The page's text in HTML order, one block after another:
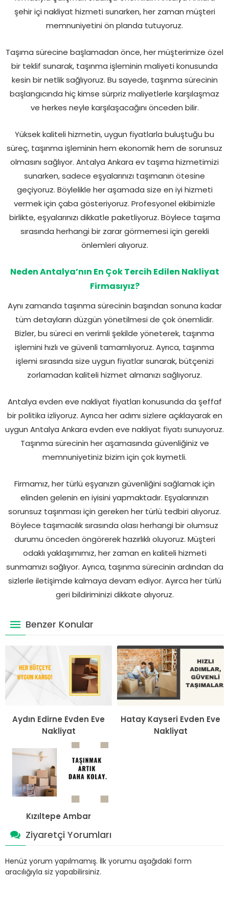
şehir içi nakliyat hizmeti sunarken, her zaman müşteri
memnuniyetini ön planda tutuyoruz.
Taşıma sürecine başlamadan önce, her müşterimize özel
bir teklif sunarak, taşınma işleminin maliyeti konusunda
kesin bir netlik sağlıyoruz. Bu sayede, taşınma sürecinin
başlangıcında hiç kimse sürpriz maliyetlerle karşılaşmaz
ve herkes neyle karşılaşacağını önceden bilir.
Yüksek kaliteli hizmetin, uygun fiyatlarla buluştuğu bu
süreç, taşınma işleminin hem ekonomik hem de sorunsuz
olmasını sağlıyor. Antalya Ankara ev taşıma hizmetimizi
sunarken, sadece eşyalarınızı taşımanın ötesine
geçiyoruz. Böylelikle her aşamada size en iyi hizmeti
vermek için çaba gösteriyoruz. Profesyonel ekibimizle
birlikte, eşyalarınızı dikkatle paketliyoruz. Böylece taşıma
sırasında herhangi bir zarar görmemesi için gerekli
önlemleri alıyoruz.
Neden Antalya’nın En Çok Tercih Edilen Nakliyat
Firmasıyız?
Aynı zamanda taşınma sürecinin başından sonuna kadar
tüm detayların düzgün yönetilmesi de çok önemlidir.
Bizler, bu süreci en verimli şekilde yöneterek, taşınma
işlemini hızlı ve güvenli tamamlıyoruz. Ayrıca, taşınma
işlemi sırasında size uygun fiyatlar sunarak, bütçenizi
zorlamadan kaliteli hizmet almanızı sağlıyoruz.
Antalya evden eve nakliyat fiyatları konusunda da şeffaf
bir politika izliyoruz. Ayrıca her adımı sizlere açıklayarak en
uygun Antalya Ankara evden eve nakliyat fiyatı sunuyoruz.
Taşınma sürecinin her aşamasında güvenliğiniz ve
memnuniyetiniz bizim için çok kıymetli.
Firmamız, her türlü eşyanızın güvenliğini sağlamak için
elinden gelenin en iyisini yapmaktadır. Eşyalarınızın
sorunsuz taşınması için gereken her türlü tedbiri alıyoruz.
Böylece taşımacılık sırasında olası herhangi bir olumsuz
durumu önceden öngörerek hazırlıklı oluyoruz. Müşteri
odaklı yaklaşımımız, her zaman en kaliteli hizmeti
sunmamızı sağlıyor. Ayrıca, taşınma sürecinin ardından da
sizlerle iletişimde kalmaya devam ediyor. Ayırca her türlü
geri bildiriminizi dikkate alıyoruz.
Benzer Konular
Aydın Edirne Evden Eve
Nakliyat
Hatay Kayseri Evden Eve
Nakliyat
Kızıltepe Ambar
Ziyaretçi Yorumları
Henüz yorum yapılmamış. İlk yorumu aşağıdaki form
aracılığıyla siz yapabilirsiniz.